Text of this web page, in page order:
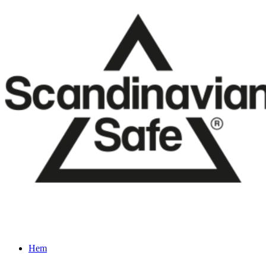
Hem